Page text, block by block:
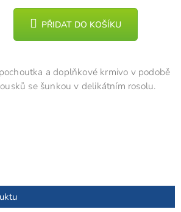
PŘIDAT DO KOŠÍKU
a doplňkové krmivo v podobě
se šunkou v delikátním rosolu.